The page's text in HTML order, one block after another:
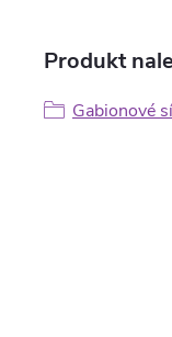
Produkt
Gabionové